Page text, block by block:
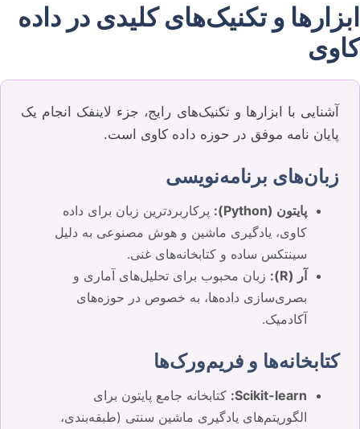
ابزارها و تکنیک‌های کلیدی در داده
کاوی
آشنایی با ابزارها و تکنیک‌های رایج، جزء لاینفک انجام یک
پایان نامه موفق در حوزه داده کاوی است.
زبان‌های برنامه‌نویسی
پایتون (Python):
پرکاربردترین زبان برای داده
کاوی، یادگیری ماشین و هوش مصنوعی به دلیل
سینتکس ساده و کتابخانه‌های غنی.
آر (R):
زبان محبوب برای تحلیل‌های آماری و
بصری‌سازی داده‌ها، به خصوص در حوزه‌های
آکادمیک.
کتابخانه‌ها و فریم‌ورک‌ها
Scikit-learn: کتابخانه جامع پایتون برای
الگوریتم‌های یادگیری ماشین سنتی (طبقه‌بندی،